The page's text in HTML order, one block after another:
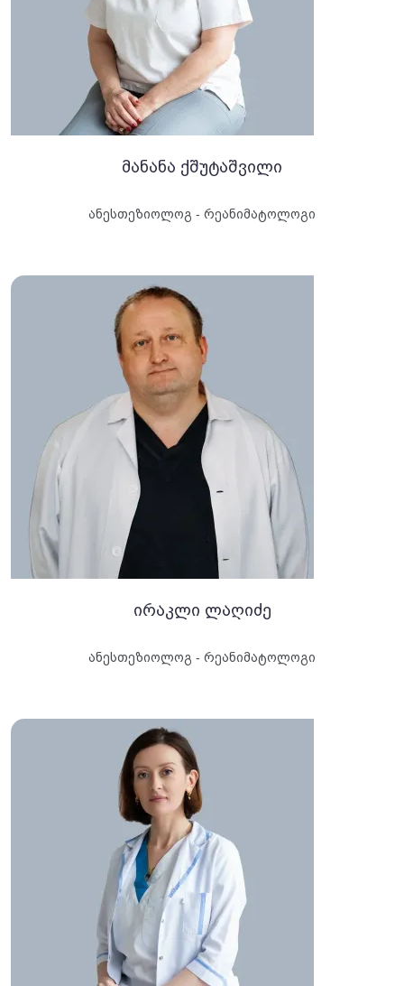
მანანა ქშუტაშვილი
ანესთეზიოლოგ - რეანიმატოლოგი
ირაკლი ლაღიძე
ანესთეზიოლოგ - რეანიმატოლოგი